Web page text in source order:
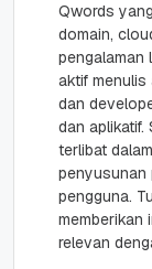
Qwords
domain,
pengalaman
aktif menulis
dan
dan aplikatif.
terlibat
penyusunan
pengguna.
memberikan
relevan